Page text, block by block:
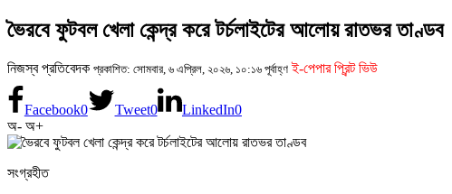
ভৈরবে ফুটবল খেলা কেন্দ্র করে টর্চলাইটের আলোয় রাতভর তাণ্ডব
নিজস্ব প্রতিবেদক প্রকাশিত: সোমবার, ৬ এপ্রিল, ২০২৬, ১০:১৬ পূর্বাহ্ণ ই-পেপার প্রিন্ট ভিউ
Facebook0 Tweet0 LinkedIn0
অ- অ+
সংগ্রহীত